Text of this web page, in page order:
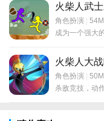
火柴人武
角色扮演 |
成为一个强大
火柴人大
角色扮演 |
杀敌竞技，动